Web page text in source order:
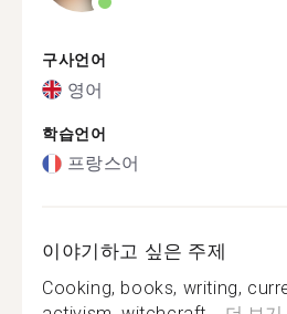
구사언어
영어
학습언어
프랑스어
이야기하고 싶은 주제
Cooking, books, writing,